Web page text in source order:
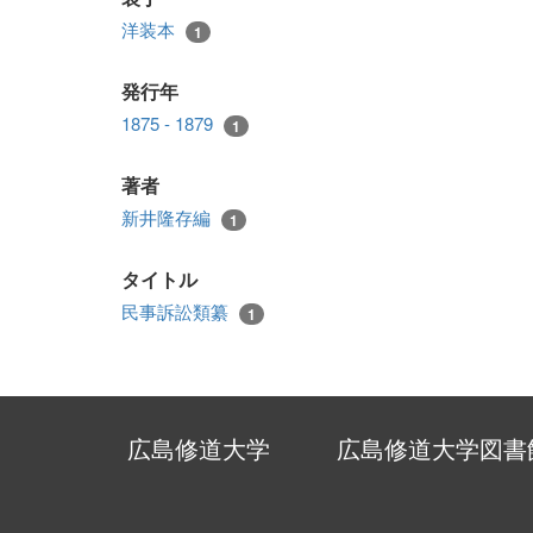
洋装本 1
発行年
1875 - 1879 1
著者
新井隆存編 1
タイトル
民事訴訟類纂 1
広島修道大学 広島修道大学図